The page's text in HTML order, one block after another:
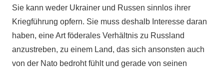
Sie kann weder Ukrainer und Russen sinnlos ihrer
Kriegführung opfern. Sie muss deshalb Interesse daran
haben, eine Art föderales Verhältnis zu Russland
anzustreben, zu einem Land, das sich ansonsten auch
von der Nato bedroht fühlt und gerade von seinen